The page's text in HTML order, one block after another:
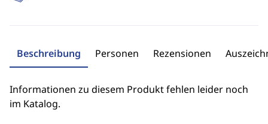
Beschreibung Personen Rezensionen
Informationen zu diesem Produkt fehlen leider noch
im Katalog.